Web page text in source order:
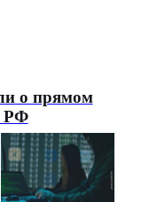
о прямом
РФ